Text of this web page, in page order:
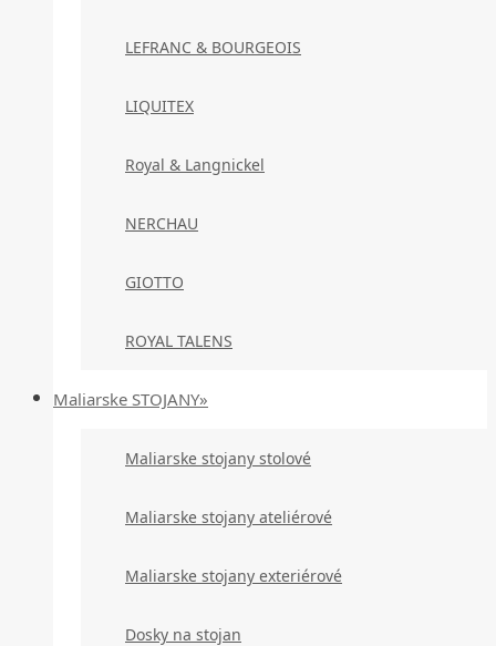
LEFRANC & BOURGEOIS
LIQUITEX
Royal & Langnickel
NERCHAU
GIOTTO
ROYAL TALENS
Maliarske STOJANY»
Maliarske stojany stolové
Maliarske stojany ateliérové
Maliarske stojany exteriérové
Dosky na stojan